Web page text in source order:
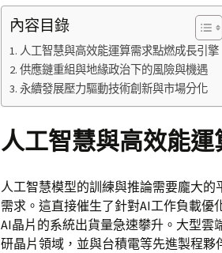
內容目錄
人工智慧與高效能運算需求點燃成長引擎
供應鏈重組與地緣政治下的風險與機遇
永續發展壓力驅動技術創新與市場分化
人工智慧與高效能
人工智慧模型的訓練與推論需要龐大
需求。這直接催生了針對AI工作負載優
AI晶片的系統出貨量急速攀升。大型雲
研晶片領域，並與台積電等先進製程